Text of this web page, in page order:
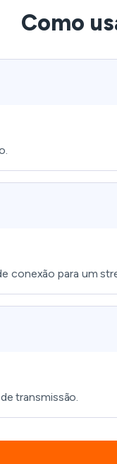
Como
conexão para um
transmissão.